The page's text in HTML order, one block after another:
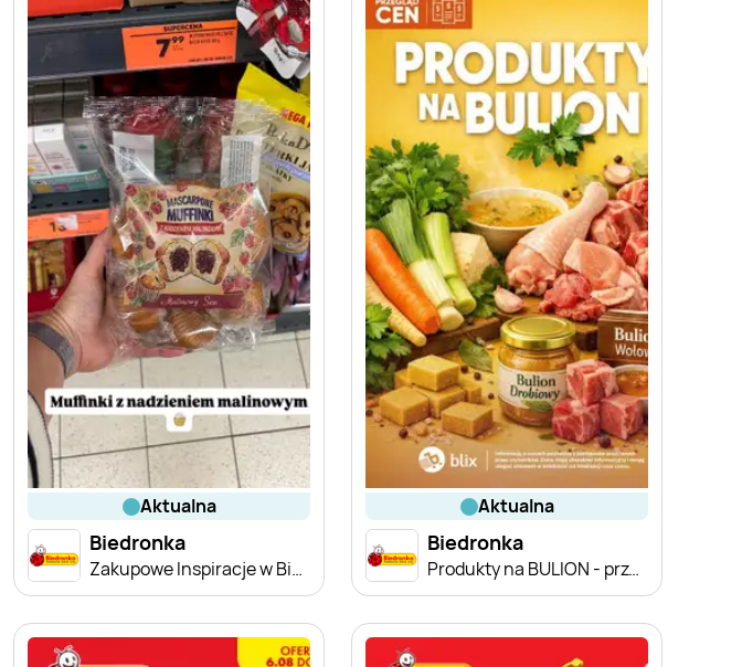
aktualna
Biedronka
Zakupowe Inspiracje w Biedronce
aktualna
Biedronka
Produkty na BULION - przegląd cen